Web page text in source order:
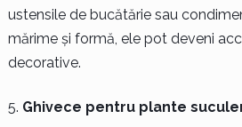
ustensile de bucătărie sau
mărime și formă, ele pot deveni
decorative.
Ghivece pentru plante